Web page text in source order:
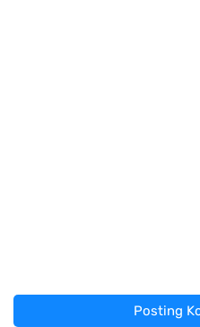
Posting